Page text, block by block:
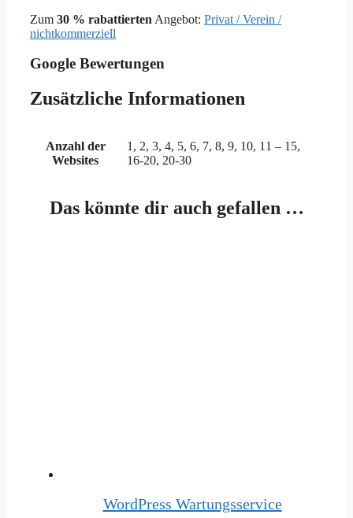
Zum 30 % rabattierten Angebot: Privat / Verein /
nichtkommerziell
Google Bewertungen
Zusätzliche Informationen
Anzahl der
Websites
1, 2, 3, 4, 5, 6, 7, 8, 9, 10, 11 – 15,
16-20, 20-30
Das könnte dir auch gefallen …
WordPress Wartungsservice